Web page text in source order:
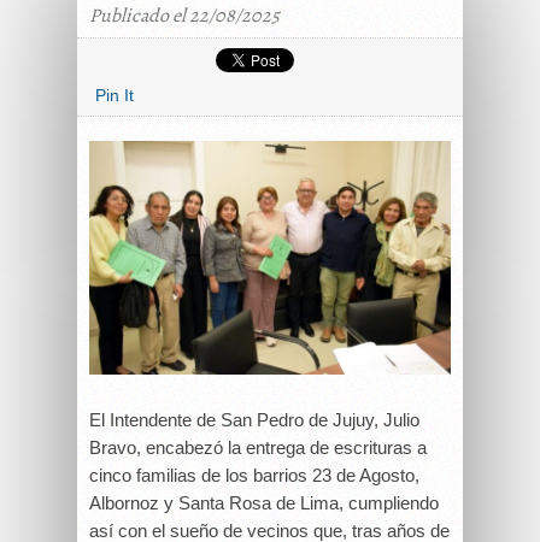
Publicado el 22/08/2025
Pin It
El Intendente de San Pedro de Jujuy, Julio
Bravo, encabezó la entrega de escrituras a
cinco familias de los barrios 23 de Agosto,
Albornoz y Santa Rosa de Lima, cumpliendo
así con el sueño de vecinos que, tras años de